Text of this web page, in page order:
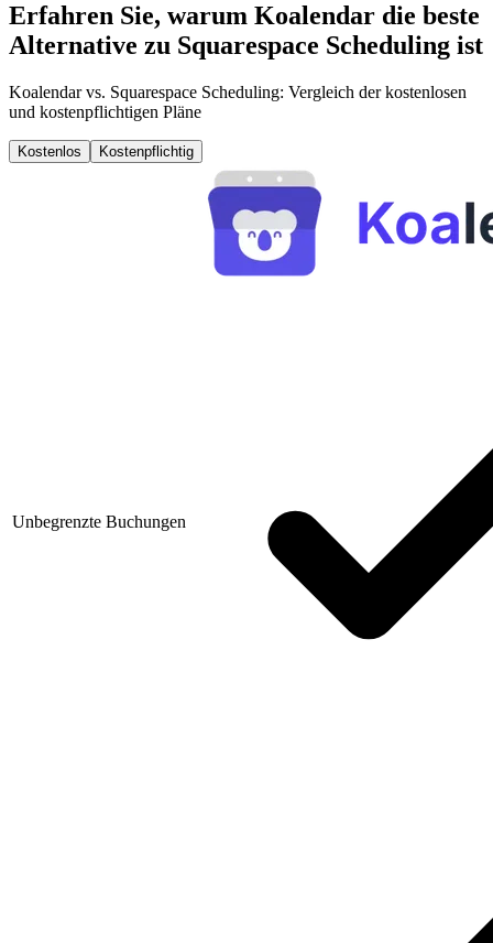
Erfahren Sie, warum Koalendar die beste
Alternative zu Squarespace Scheduling ist
Koalendar vs. Squarespace Scheduling: Vergleich der kostenlosen
und kostenpflichtigen Pläne
Kostenlos Kostenpflichtig
Unbegrenzte Buchungen